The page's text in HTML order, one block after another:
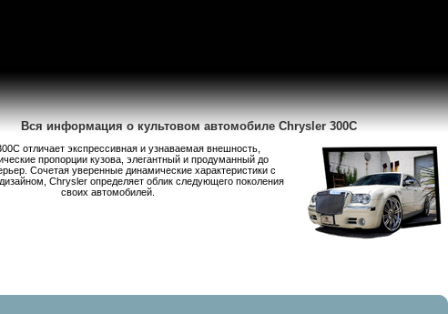
Вся информация о культовом автомобиле Chrysler 300C
отличает экспрессивная и узнаваемая внешность,
пропорции кузова, элегантный и продуманный до
Сочетая уверенные динамические характеристики с
Chrysler определяет облик следующего поколения
своих автомобилей.